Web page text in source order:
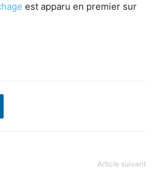
est apparu en premier sur
Article suivant